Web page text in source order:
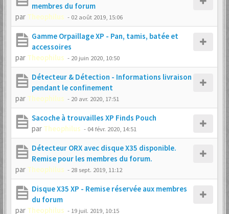
membres du forum
par Theophilus - 02 août 2019, 15:06
Gamme Orpaillage XP - Pan, tamis, batée et
accessoires
par Theophilus - 20 juin 2020, 10:50
Détecteur & Détection - Informations livraison
pendant le confinement
par Theophilus - 20 avr. 2020, 17:51
Sacoche à trouvailles XP Finds Pouch
par Theophilus - 04 févr. 2020, 14:51
Détecteur ORX avec disque X35 disponible.
Remise pour les membres du forum.
par Theophilus - 28 sept. 2019, 11:12
Disque X35 XP - Remise réservée aux membres
du forum
par Theophilus - 19 juil. 2019, 10:15